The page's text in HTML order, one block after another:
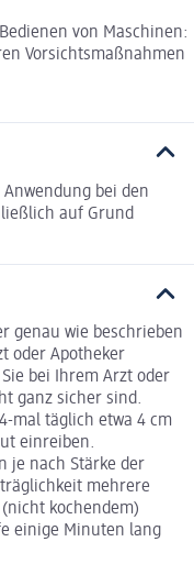
von Maschinen:
Vorsichtsmaßnahmen
bei den
auf Grund
genau wie beschrieben
oder Apotheker
bei Ihrem Arzt oder
ganz sicher sind.
mal täglich etwa 4 cm
einreiben.
je nach Stärke der
mehrere
kochendem)
einige Minuten lang